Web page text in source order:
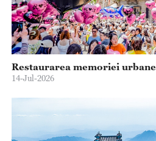
Restaurarea memoriei urbane
14-Jul-2026